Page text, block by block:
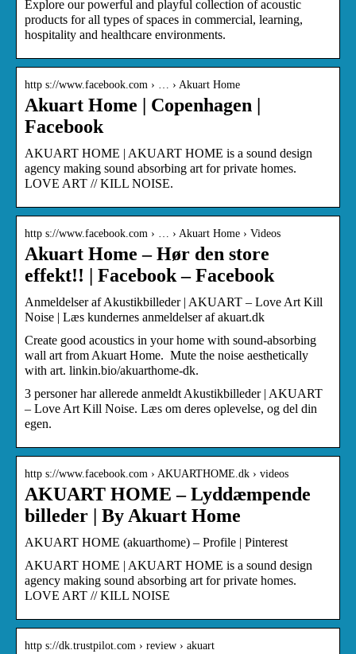
Explore our powerful and playful collection of acoustic
products for all types of spaces in commercial, learning,
hospitality and healthcare environments.
http s://www.facebook.com › … › Akuart Home
Akuart Home | Copenhagen |
Facebook
AKUART HOME | AKUART HOME is a sound design
agency making sound absorbing art for private homes.
LOVE ART // KILL NOISE.
http s://www.facebook.com › … › Akuart Home › Videos
Akuart Home – Hør den store
effekt!! | Facebook – Facebook
Anmeldelser af Akustikbilleder | AKUART – Love Art Kill
Noise | Læs kundernes anmeldelser af akuart.dk
Create good acoustics in your home with sound-absorbing
wall art from Akuart Home. ⁠ Mute the noise aesthetically
with art. linkin.bio/akuarthome-dk.
3 personer har allerede anmeldt Akustikbilleder | AKUART
– Love Art Kill Noise. Læs om deres oplevelse, og del din
egen.
http s://www.facebook.com › AKUARTHOME.dk › videos
AKUART HOME – Lyddæmpende
billeder | By Akuart Home
AKUART HOME (akuarthome) – Profile | Pinterest
AKUART HOME | AKUART HOME is a sound design
agency making sound absorbing art for private homes.
LOVE ART // KILL NOISE
http s://dk.trustpilot.com › review › akuart